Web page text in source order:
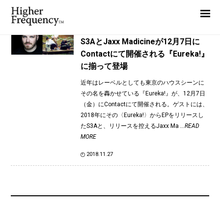
TAG: Daiki Hendrix
S3AとJaxx Madicineが12月7日に
Contactにて開催される『Eureka!』
に揃って登場
近年はレーベルとしても東京のハウスシーンに
その名を轟かせている『Eureka!』が、12月7日
（金）にContactにて開催される。ゲストには、
2018年にその〈Eureka!〉からEPをリリースし
たS3Aと、リリースを控えるJaxx Ma ...READ
MORE
2018.11.27
News
Interview
Report